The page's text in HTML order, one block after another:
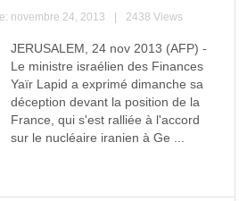
novembre 24, 2013 2438 Views
JERUSALEM, 24 nov 2013 (AFP) -
Le ministre israélien des Finances
Yaïr Lapid a exprimé dimanche sa
déception devant la position de la
France, qui s'est ralliée à l'accord
sur le nucléaire iranien à Ge ...